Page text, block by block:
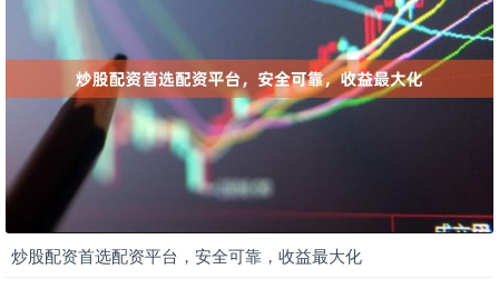
炒股配资首选配资平台，安全可靠，收益最大化